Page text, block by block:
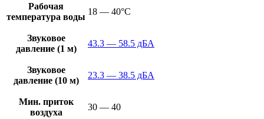
Рабочая
температура воды
18 — 40°C
Звуковое
давление (1 м)
43.3 — 58.5 дБА
Звуковое
давление (10 м)
23.3 — 38.5 дБА
Мин. приток
воздуха
30 — 40